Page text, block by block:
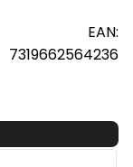
EAN:
7319662564236